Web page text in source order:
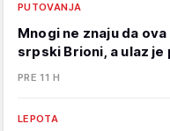
PUTOVANJA
Mnogi ne znaju da
srpski Brioni, a ulaz
PRE 11 H
LEPOTA